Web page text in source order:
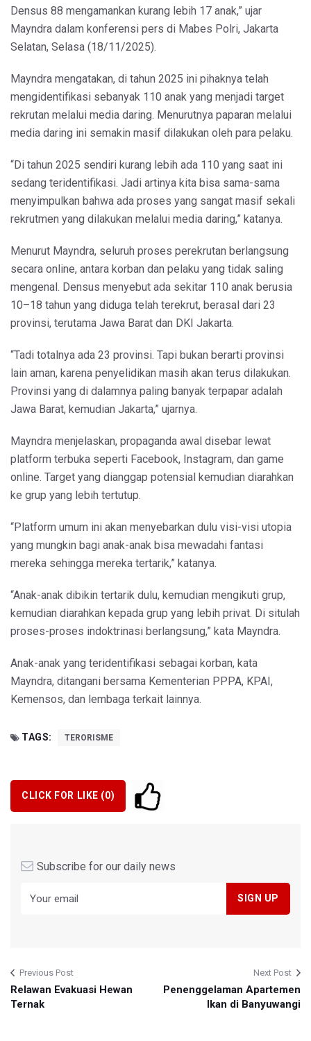
Densus 88 mengamankan kurang lebih 17 anak,” ujar
Mayndra dalam konferensi pers di Mabes Polri, Jakarta
Selatan, Selasa (18/11/2025).
Mayndra mengatakan, di tahun 2025 ini pihaknya telah
mengidentifikasi sebanyak 110 anak yang menjadi target
rekrutan melalui media daring. Menurutnya paparan melalui
media daring ini semakin masif dilakukan oleh para pelaku.
“Di tahun 2025 sendiri kurang lebih ada 110 yang saat ini
sedang teridentifikasi. Jadi artinya kita bisa sama-sama
menyimpulkan bahwa ada proses yang sangat masif sekali
rekrutmen yang dilakukan melalui media daring,” katanya.
Menurut Mayndra, seluruh proses perekrutan berlangsung
secara online, antara korban dan pelaku yang tidak saling
mengenal. Densus menyebut ada sekitar 110 anak berusia
10–18 tahun yang diduga telah terekrut, berasal dari 23
provinsi, terutama Jawa Barat dan DKI Jakarta.
“Tadi totalnya ada 23 provinsi. Tapi bukan berarti provinsi
lain aman, karena penyelidikan masih akan terus dilakukan.
Provinsi yang di dalamnya paling banyak terpapar adalah
Jawa Barat, kemudian Jakarta,” ujarnya.
Mayndra menjelaskan, propaganda awal disebar lewat
platform terbuka seperti Facebook, Instagram, dan game
online. Target yang dianggap potensial kemudian diarahkan
ke grup yang lebih tertutup.
“Platform umum ini akan menyebarkan dulu visi-visi utopia
yang mungkin bagi anak-anak bisa mewadahi fantasi
mereka sehingga mereka tertarik,” katanya.
“Anak-anak dibikin tertarik dulu, kemudian mengikuti grup,
kemudian diarahkan kepada grup yang lebih privat. Di situlah
proses-proses indoktrinasi berlangsung,” kata Mayndra.
Anak-anak yang teridentifikasi sebagai korban, kata
Mayndra, ditangani bersama Kementerian PPPA, KPAI,
Kemensos, dan lembaga terkait lainnya.
TAGS: TERORISME
CLICK FOR LIKE (0)
Subscribe for our daily news
Previous Post
Relawan Evakuasi Hewan
Ternak
Next Post
Penenggelaman Apartemen
Ikan di Banyuwangi